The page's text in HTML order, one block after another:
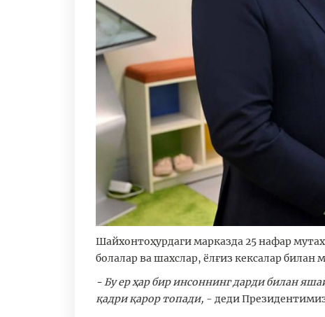
Шайхонтоҳурдаги марказда 25 нафар
болалар ва шахслар, ёлғиз кексалар
- Бу ер ҳар бир инсоннинг дарди билан
қадри қарор топади, - деди